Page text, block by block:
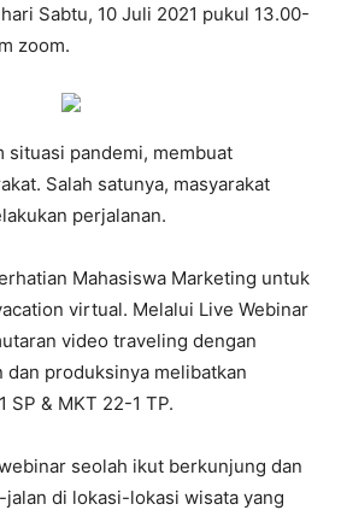
Sabtu, 10 Juli 2021 pukul 13.00-
zoom.
situasi pandemi, membuat
Salah satunya, masyarakat
perjalanan.
Mahasiswa Marketing untuk
virtual. Melalui Live Webinar
video traveling dengan
dan produksinya melibatkan
SP & MKT 22-1 TP.
seolah ikut berkunjung dan
di lokasi-lokasi wisata yang